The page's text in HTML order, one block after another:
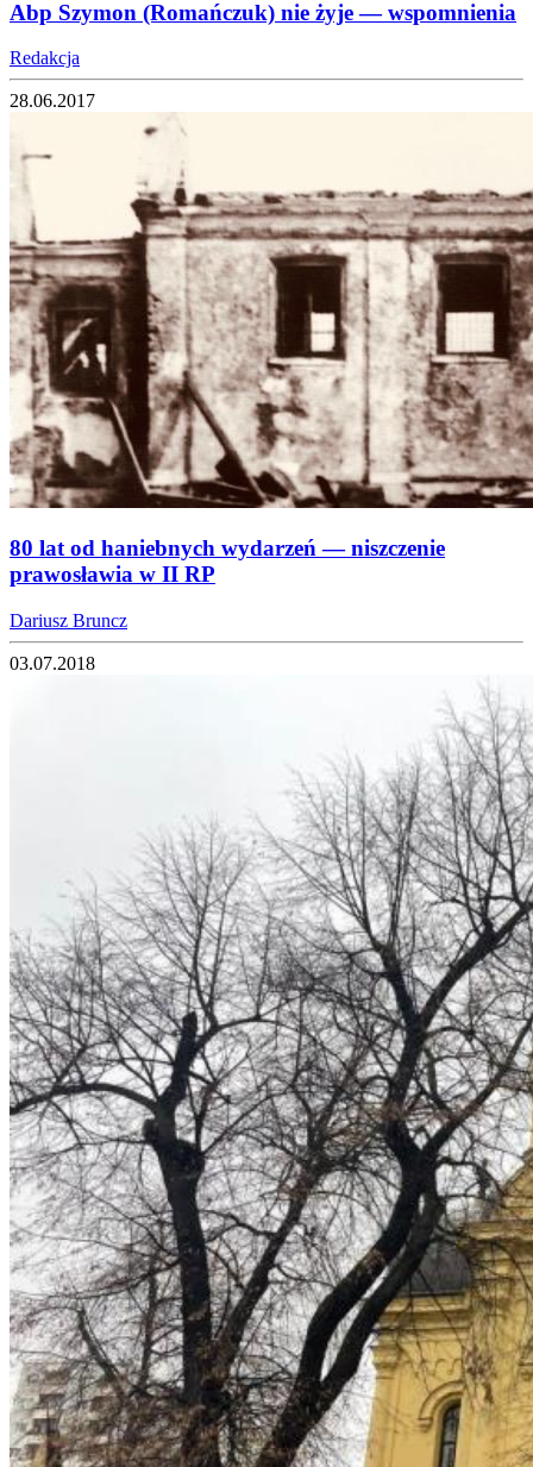
Abp Szymon (Romańczuk) nie żyje — wspomnienia
Redakcja
28.06.2017
80 lat od haniebnych wydarzeń — niszczenie
prawosławia w II RP
Dariusz Bruncz
03.07.2018